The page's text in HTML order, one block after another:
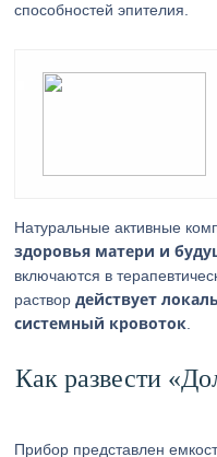
способностей эпителия.
Натуральные активные
здоровья матери и
включаются в
раствордействует
системный кровоток
Как развести
Прибор представлен